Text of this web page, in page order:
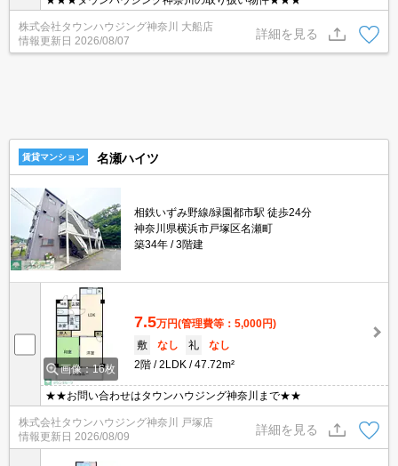
株式会社タウンハウジング神奈川 大船店
情報更新日 2026/08/07
詳細を見る
賃貸マンション 名瀬ハイツ
相鉄いずみ野線/緑園都市駅 徒歩24分
神奈川県横浜市戸塚区名瀬町
築34年
3階建
画像：16枚
7.5万円(管理費等：5,000円)
敷
なし 礼
なし
2階
2LDK 47.72m²
★★お問い合わせはタウンハウジング神奈川まで★★
株式会社タウンハウジング神奈川 戸塚店
情報更新日 2026/08/09
詳細を見る